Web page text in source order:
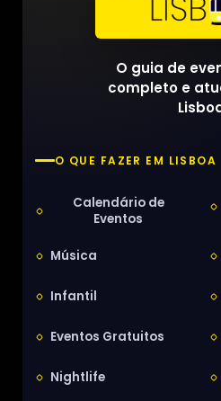
O guia de
completo e
O QUE FAZER EM LISBOA
Calendário de
Eventos
Música
Infantil
Eventos Gratuitos
Nightlife